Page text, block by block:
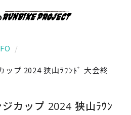
/
ップ 2024 狭山ﾗｳﾝﾄﾞ 大会終
カップ 2024 狭山ﾗｳﾝ